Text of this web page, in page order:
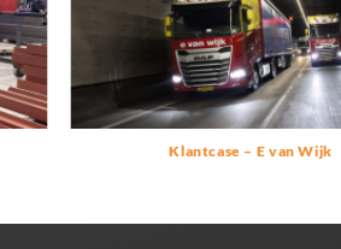
Klantcase – E van Wijk